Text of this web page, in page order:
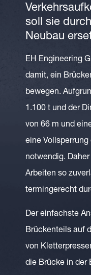
soll sie
Neubau
EH Engineering
damit, ein
bewegen.
1.100 t und der
von 66 m und
eine
notwendig.
Arbeiten so
termingerecht
Der einfachste
Brückenteils auf
von
die Brücke in der